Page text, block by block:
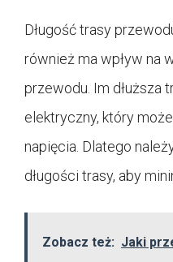
Długość trasy
również ma wpływ na
przewodu. Im dłuższa
elektryczny, który
napięcia. Dlatego
długości trasy, aby
Zobacz też: Jaki